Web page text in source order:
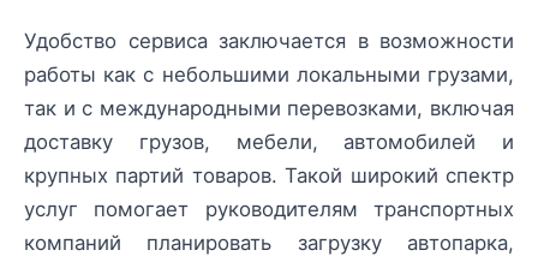
Удобство сервиса заключается в возможности
работы как с небольшими локальными грузами,
так и с международными перевозками, включая
доставку грузов, мебели, автомобилей и
крупных партий товаров. Такой широкий спектр
услуг помогает руководителям транспортных
компаний планировать загрузку автопарка,